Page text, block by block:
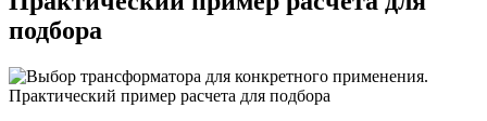
подбора